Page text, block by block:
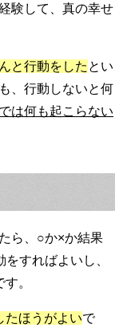
験して、真の幸せ
と行動をした とい
、行動しないと何
は何も起こらない
ら、○か×か結果
すればよいし、
。
たほうがよいで